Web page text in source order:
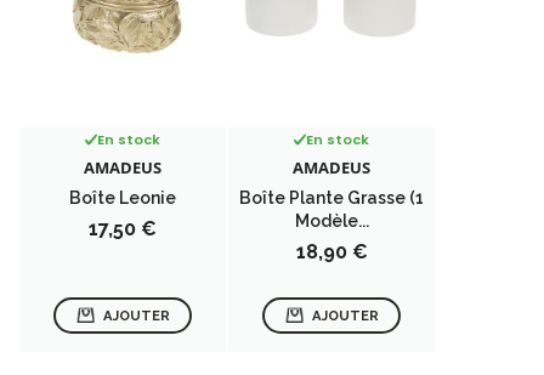
En stock
AMADEUS
Boîte Leonie
Prix
17,50 €
AJOUTER
En stock
AMADEUS
Boîte Plante Grasse (1
Modèle...
Prix
18,90 €
AJOUTER